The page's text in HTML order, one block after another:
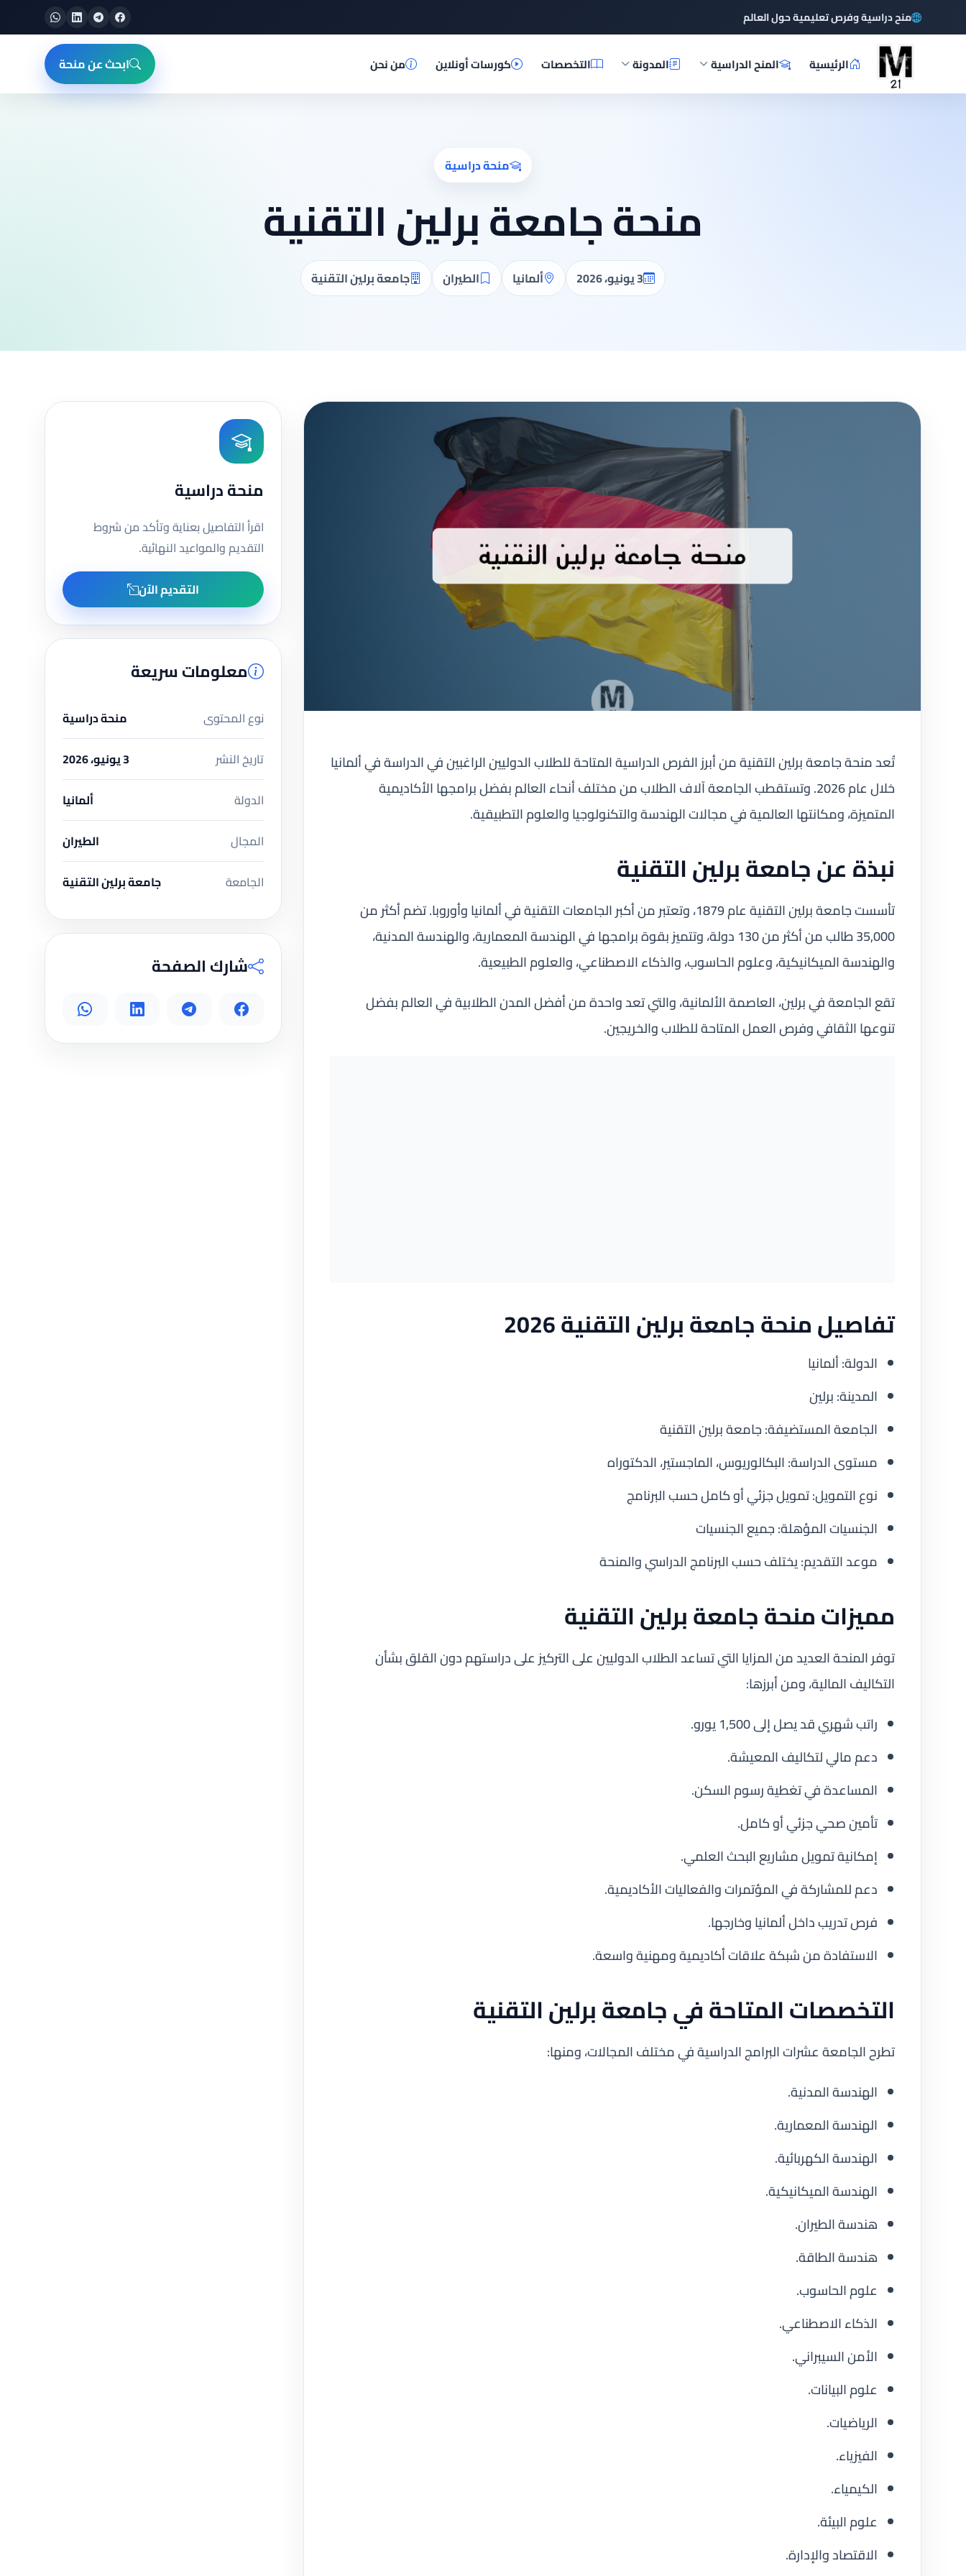
منح دراسية وفرص تعليمية حول العالم
الرئيسية المنح الدراسية المدونة التخصصات كورسات أونلاين من نحن ابحث عن منحة
منحة دراسية
منحة جامعة برلين التقنية
3 يونيو، 2026 ألمانيا الطيران جامعة برلين التقنية
تُعد منحة جامعة برلين التقنية من أبرز الفرص الدراسية المتاحة للطلاب الدوليين الراغبين في الدراسة في ألمانيا
خلال عام 2026. وتستقطب الجامعة آلاف الطلاب من مختلف أنحاء العالم بفضل برامجها الأكاديمية
المتميزة، ومكانتها العالمية في مجالات الهندسة والتكنولوجيا والعلوم التطبيقية.
نبذة عن جامعة برلين التقنية
تأسست جامعة برلين التقنية عام 1879، وتعتبر من أكبر الجامعات التقنية في ألمانيا وأوروبا. تضم أكثر من
35,000 طالب من أكثر من 130 دولة، وتتميز بقوة برامجها في الهندسة المعمارية، والهندسة المدنية،
والهندسة الميكانيكية، وعلوم الحاسوب، والذكاء الاصطناعي، والعلوم الطبيعية.
تقع الجامعة في برلين، العاصمة الألمانية، والتي تعد واحدة من أفضل المدن الطلابية في العالم بفضل
تنوعها الثقافي وفرص العمل المتاحة للطلاب والخريجين.
تفاصيل منحة جامعة برلين التقنية 2026
الدولة: ألمانيا
المدينة: برلين
الجامعة المستضيفة: جامعة برلين التقنية
مستوى الدراسة: البكالوريوس، الماجستير، الدكتوراه
نوع التمويل: تمويل جزئي أو كامل حسب البرنامج
الجنسيات المؤهلة: جميع الجنسيات
موعد التقديم: يختلف حسب البرنامج الدراسي والمنحة
مميزات منحة جامعة برلين التقنية
توفر المنحة العديد من المزايا التي تساعد الطلاب الدوليين على التركيز على دراستهم دون القلق بشأن
التكاليف المالية، ومن أبرزها:
راتب شهري قد يصل إلى 1,500 يورو.
دعم مالي لتكاليف المعيشة.
المساعدة في تغطية رسوم السكن.
تأمين صحي جزئي أو كامل.
إمكانية تمويل مشاريع البحث العلمي.
دعم للمشاركة في المؤتمرات والفعاليات الأكاديمية.
فرص تدريب داخل ألمانيا وخارجها.
الاستفادة من شبكة علاقات أكاديمية ومهنية واسعة.
التخصصات المتاحة في جامعة برلين التقنية
تطرح الجامعة عشرات البرامج الدراسية في مختلف المجالات، ومنها:
الهندسة المدنية.
الهندسة المعمارية.
الهندسة الكهربائية.
الهندسة الميكانيكية.
هندسة الطيران.
هندسة الطاقة.
علوم الحاسوب.
الذكاء الاصطناعي.
الأمن السيبراني.
علوم البيانات.
الرياضيات.
الفيزياء.
الكيمياء.
علوم البيئة.
الاقتصاد والإدارة.
منحة دراسية
اقرأ التفاصيل بعناية وتأكد من شروط
التقديم والمواعيد النهائية.
التقديم الآن
معلومات سريعة
نوع المحتوى
منحة دراسية
تاريخ النشر
3 يونيو، 2026
الدولة
ألمانيا
المجال
الطيران
الجامعة
جامعة برلين التقنية
شارك الصفحة